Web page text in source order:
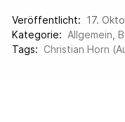
Veröffentlicht: 17.
Kategorie: Allgemein ,
Tags: Christian Horn